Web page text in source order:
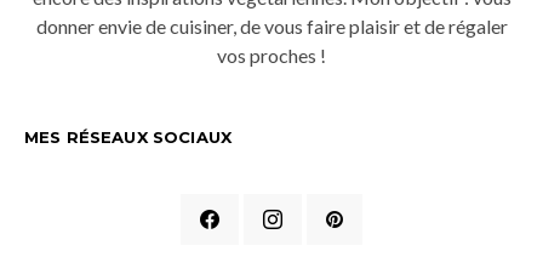
donner envie de cuisiner, de vous faire plaisir et de régaler
vos proches !
MES RÉSEAUX SOCIAUX